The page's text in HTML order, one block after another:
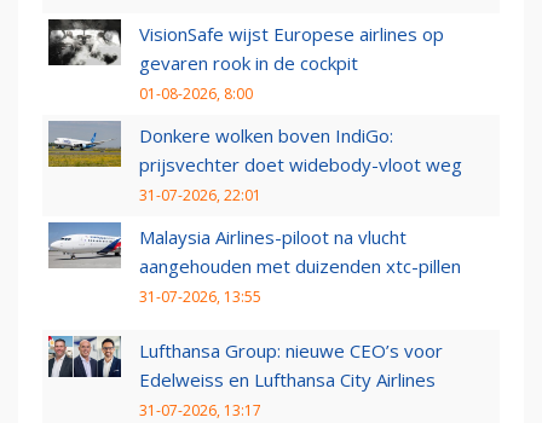
VisionSafe wijst Europese airlines op
gevaren rook in de cockpit
01-08-2026, 8:00
Donkere wolken boven IndiGo:
prijsvechter doet widebody-vloot weg
31-07-2026, 22:01
Malaysia Airlines-piloot na vlucht
aangehouden met duizenden xtc-pillen
31-07-2026, 13:55
Lufthansa Group: nieuwe CEO’s voor
Edelweiss en Lufthansa City Airlines
31-07-2026, 13:17